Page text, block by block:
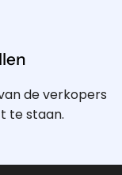
de verkopers
te staan.